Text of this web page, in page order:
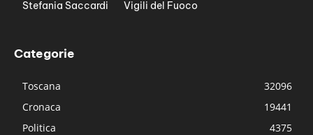
Stefania Saccardi
Vigili del Fuoco
Categorie
Toscana
32096
Cronaca
19441
Politica
4375